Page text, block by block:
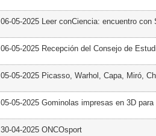
06-05-2025 Leer conCiencia: encuentro con
06-05-2025 Recepción del Consejo de
05-05-2025 Picasso, Warhol, Capa, Miró,
05-05-2025 Gominolas impresas en 3D
30-04-2025 ONCOsport